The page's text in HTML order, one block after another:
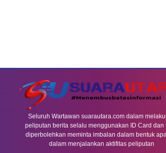
Seluruh Wartawan suarautara.com dalam
peliputan berita selalu menggunakan ID Card dan
diperbolehkan meminta imbalan dalam bentuk
dalam menjalankan aktifitas peliputan